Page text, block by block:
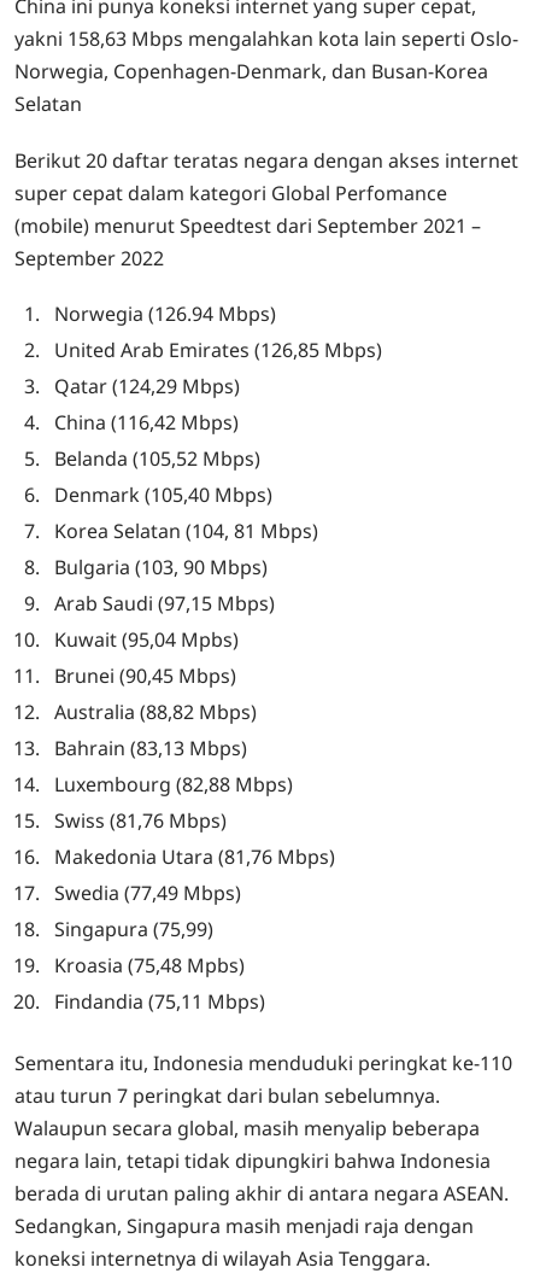
China ini punya koneksi internet yang super cepat,
yakni 158,63 Mbps mengalahkan kota lain seperti Oslo-
Norwegia, Copenhagen-Denmark, dan Busan-Korea
Selatan
Berikut 20 daftar teratas negara dengan akses internet
super cepat dalam kategori Global Perfomance
(mobile) menurut Speedtest dari September 2021 –
September 2022
Norwegia (126.94 Mbps)
United Arab Emirates (126,85 Mbps)
Qatar (124,29 Mbps)
China (116,42 Mbps)
Belanda (105,52 Mbps)
Denmark (105,40 Mbps)
Korea Selatan (104, 81 Mbps)
Bulgaria (103, 90 Mbps)
Arab Saudi (97,15 Mbps)
Kuwait (95,04 Mpbs)
Brunei (90,45 Mbps)
Australia (88,82 Mbps)
Bahrain (83,13 Mbps)
Luxembourg (82,88 Mbps)
Swiss (81,76 Mbps)
Makedonia Utara (81,76 Mbps)
Swedia (77,49 Mbps)
Singapura (75,99)
Kroasia (75,48 Mpbs)
Findandia (75,11 Mbps)
Sementara itu, Indonesia menduduki peringkat ke-110
atau turun 7 peringkat dari bulan sebelumnya.
Walaupun secara global, masih menyalip beberapa
negara lain, tetapi tidak dipungkiri bahwa Indonesia
berada di urutan paling akhir di antara negara ASEAN.
Sedangkan, Singapura masih menjadi raja dengan
koneksi internetnya di wilayah Asia Tenggara.